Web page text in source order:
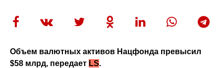
Объем валютных активов Нацфонда превысил
$58 млрд, передает LS.